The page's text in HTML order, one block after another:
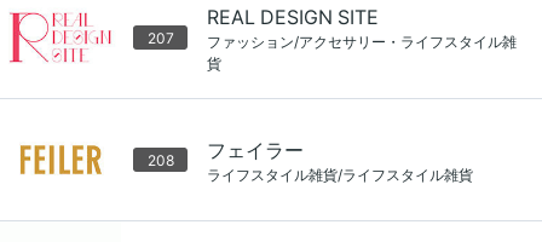
207
REAL DESIGN SITE
ファッション/アクセサリー・ライフスタイル雑
貨
208 フェイラー
ライフスタイル雑貨/ライフスタイル雑貨